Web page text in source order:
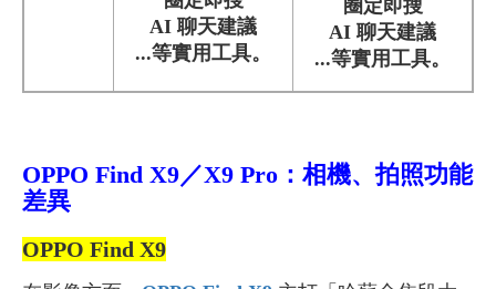
AI 聊天建議
...等實用工具。
圈定即搜
AI 聊天建議
...等實用工具。
OPPO Find X9／X9 Pro：相機、拍照功能
差異
OPPO Find X9